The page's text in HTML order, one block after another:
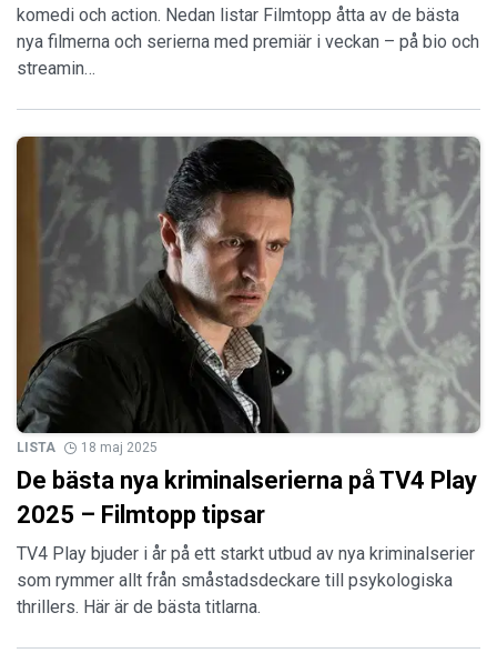
komedi och action. Nedan listar Filmtopp åtta av de bästa
nya filmerna och serierna med premiär i veckan – på bio och
streamin…
LISTA 18 maj 2025
De bästa nya kriminalserierna på TV4 Play
2025 – Filmtopp tipsar
TV4 Play bjuder i år på ett starkt utbud av nya kriminalserier
som rymmer allt från småstadsdeckare till psykologiska
thrillers. Här är de bästa titlarna.